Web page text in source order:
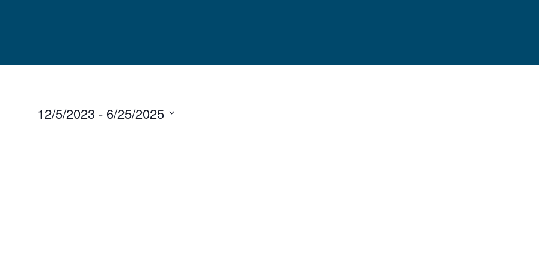
12/5/2023 - 6/25/2025